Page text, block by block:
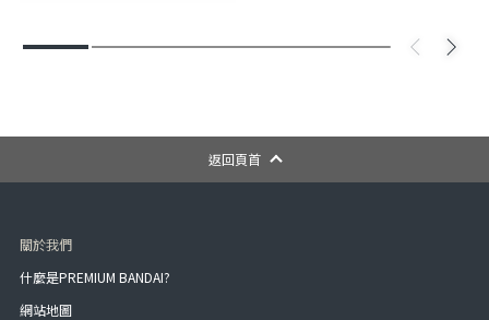
返回頁首
關於我們
什麼是PREMIUM BANDAI?
網站地圖